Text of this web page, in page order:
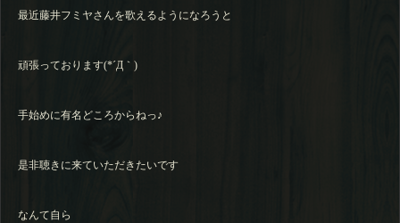
最近藤井フミヤさんを歌えるようになろうと
頑張っております(*´Д｀)
手始めに有名どころからねっ♪
是非聴きに来ていただきたいです
なんて自ら